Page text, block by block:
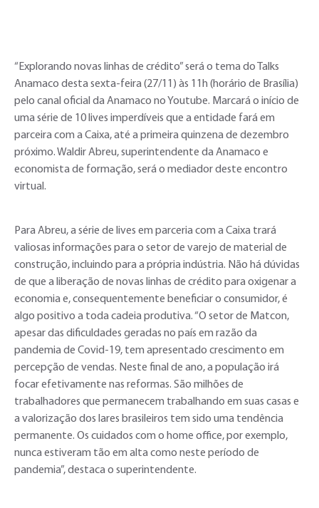
“Explorando novas linhas de crédito” será o tema do Talks
Anamaco desta sexta-feira (27/11) às 11h (horário de Brasília)
pelo canal oficial da Anamaco no Youtube. Marcará o início de
uma série de 10 lives imperdíveis que a entidade fará em
parceira com a Caixa, até a primeira quinzena de dezembro
próximo. Waldir Abreu, superintendente da Anamaco e
economista de formação, será o mediador deste encontro
virtual.
Para Abreu, a série de lives em parceria com a Caixa trará
valiosas informações para o setor de varejo de material de
construção, incluindo para a própria indústria. Não há dúvidas
de que a liberação de novas linhas de crédito para oxigenar a
economia e, consequentemente beneficiar o consumidor, é
algo positivo a toda cadeia produtiva. “O setor de Matcon,
apesar das dificuldades geradas no país em razão da
pandemia de Covid-19, tem apresentado crescimento em
percepção de vendas. Neste final de ano, a população irá
focar efetivamente nas reformas. São milhões de
trabalhadores que permanecem trabalhando em suas casas e
a valorização dos lares brasileiros tem sido uma tendência
permanente. Os cuidados com o home office, por exemplo,
nunca estiveram tão em alta como neste período de
pandemia”, destaca o superintendente.